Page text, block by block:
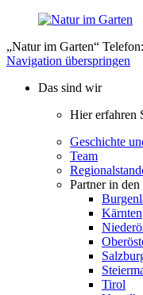
„Natur im Garten“ Telefon:
Navigation überspringen
Das sind wir
Hier erfahren
Geschichte
Team
Partner in
Kärnten
Tirol